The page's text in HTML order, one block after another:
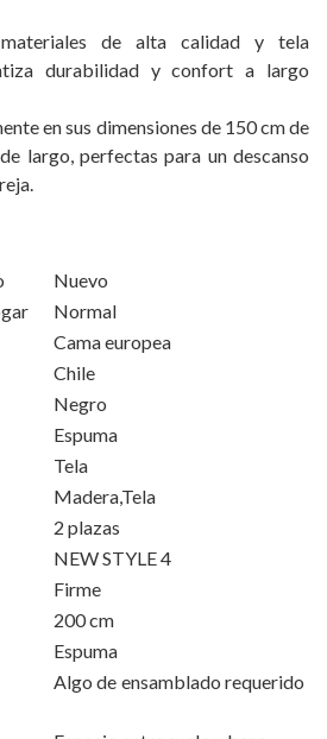
de alta calidad y tela
durabilidad y confort a largo
en sus dimensiones de 150 cm de
largo, perfectas para un descanso
Nuevo
Normal
Cama europea
Chile
Negro
Espuma
Tela
Madera,Tela
2 plazas
NEW STYLE 4
Firme
200 cm
Espuma
Algo de ensamblado requerido